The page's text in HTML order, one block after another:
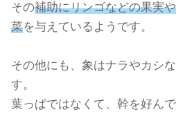
その補助にリンゴなどの果実
菜を与えているようです。
その他にも、象はナラやカシ
す。
葉っぱではなくて、幹を好ん